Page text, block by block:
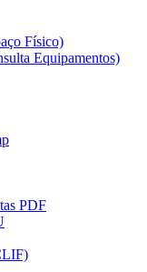
Físico)
Equipamentos)
PDF